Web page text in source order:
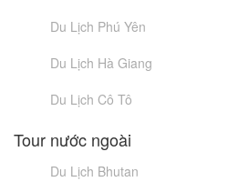
Du Lịch Phú Yên
Du Lịch Hà Giang
Du Lịch Cô Tô
Tour nước ngoài
Du Lịch Bhutan